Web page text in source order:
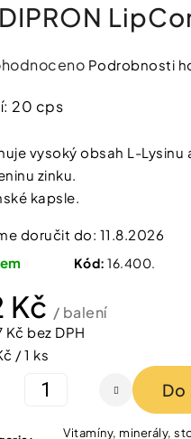
Podrobnosti
20 cps
vysoký obsah L-
zinku.
kapsle.
doručit do: 11.8.2026
Kód: 16.400.
Kč / balení
Kč bez DPH
/ 1 ks
Do
Vitamíny, minerály,
TABLETY 2+1 ZDARMA